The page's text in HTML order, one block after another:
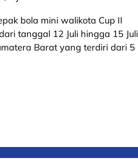
bola mini walikota Cup II
tanggal 12 Juli hingga 15 Juli
Barat yang terdiri dari 5